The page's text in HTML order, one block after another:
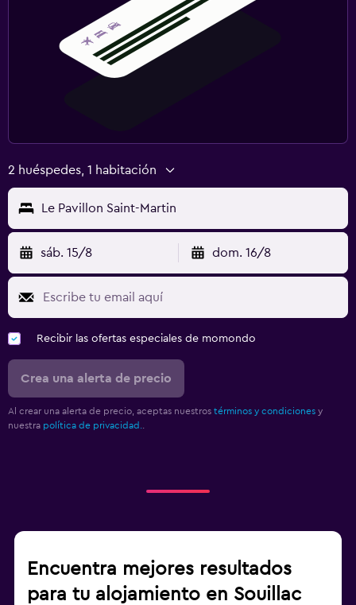
2 huéspedes, 1 habitación
Le Pavillon Saint-Martin
sáb. 15/8 dom. 16/8
Recibir las ofertas especiales de momondo
Crea una alerta de precio
Al crear una alerta de precio, aceptas nuestros términos y condiciones y
nuestra política de privacidad.
Encuentra mejores resultados
para tu alojamiento en Souillac